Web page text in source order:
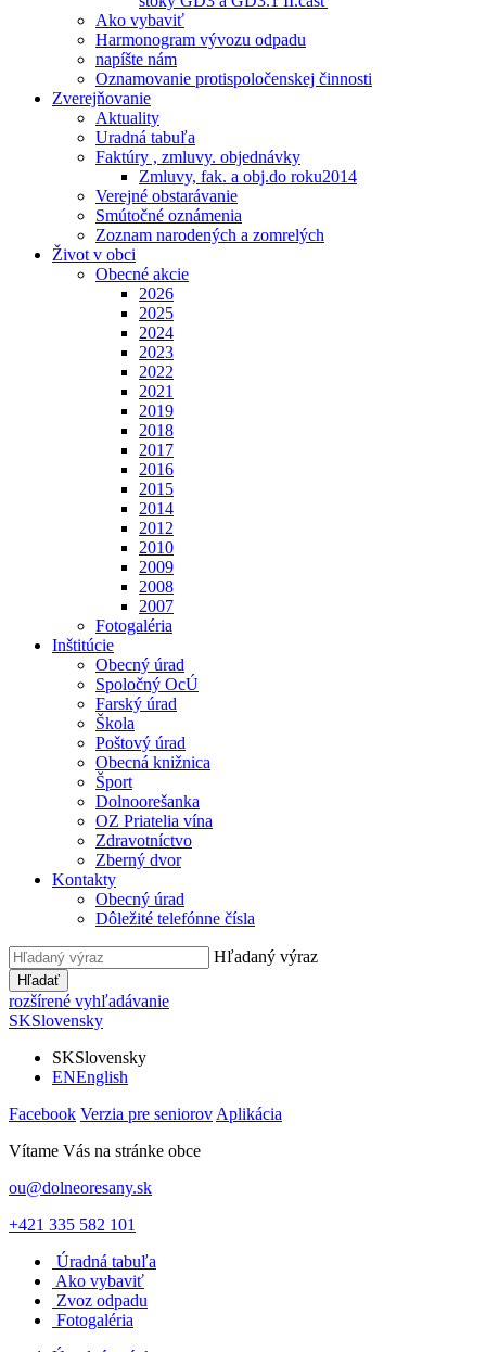
Ako vybaviť
Harmonogram vývozu odpadu
napíšte nám
Oznamovanie protispoločenskej činnosti
Zverejňovanie
Aktuality
Uradná tabuľa
Faktúry , zmluvy. objednávky
Zmluvy, fak. a obj.do roku2014
Verejné obstarávanie
Smútočné oznámenia
Zoznam narodených a zomrelých
Život v obci
Obecné akcie
2026
2025
2024
2023
2022
2021
2019
2018
2017
2016
2015
2014
2012
2010
2009
2008
2007
Fotogaléria
Inštitúcie
Obecný úrad
Spoločný OcÚ
Farský úrad
Škola
Poštový úrad
Obecná knižnica
Šport
Dolnoorešanka
OZ Priatelia vína
Zdravotníctvo
Zberný dvor
Kontakty
Obecný úrad
Dôležité telefónne čísla
Hľadaný výraz
Hľadať
rozšírené vyhľadávanie
SKSlovensky
SKSlovensky
ENEnglish
Facebook Verzia pre seniorov Aplikácia
Vítame Vás na stránke obce
ou@dolneoresany.sk
+421 335 582 101
Úradná tabuľa
Ako vybaviť
Zvoz odpadu
Fotogaléria